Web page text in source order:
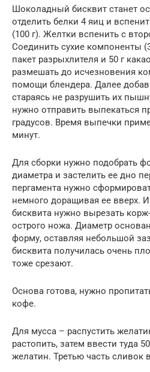
Шоколадный бисквит станет
отделить белки 4 яиц и
(100 г). Желтки вспенить с
Соединить сухие компоненты
пакет разрыхлителя и 50 г
размешать до исчезновения
помощи блендера. Далее
стараясь не разрушить их
нужно отправить выпекаться
градусов. Время выпечки
минут.
Для сборки нужно подобрать
диаметра и застелить ее дно
пергамента нужно
немного доращивая ее вверх.
бисквита нужно вырезать
острого ножа. Диаметр
форму, оставляя небольшой
бисквита получилась очень
тоже срезают.
Основа готова, нужно
кофе.
Для мусса – распустить
растопить, затем ввести туда
желатин. Третью часть сливок